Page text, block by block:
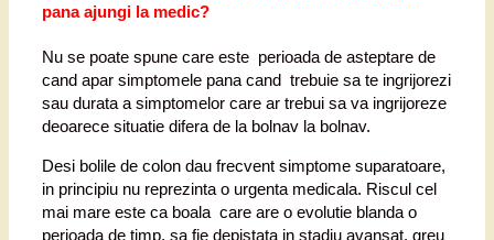
pana ajungi la medic?
Nu se poate spune care este perioada de asteptare de
cand apar simptomele pana cand trebuie sa te ingrijorezi
sau durata a simptomelor care ar trebui sa va ingrijoreze
deoarece situatie difera de la bolnav la bolnav.
Desi bolile de colon dau frecvent simptome suparatoare,
in principiu nu reprezinta o urgenta medicala. Riscul cel
mai mare este ca boala care are o evolutie blanda o
perioada de timp, sa fie depistata in stadiu avansat, greu